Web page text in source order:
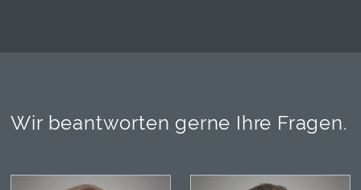
Wir beantworten gerne Ihre Fragen.